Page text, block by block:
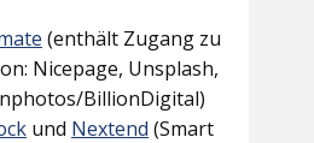
(enthält Zugang zu
Nicepage, Unsplash,
BillionDigital)
und Nextend (Smart